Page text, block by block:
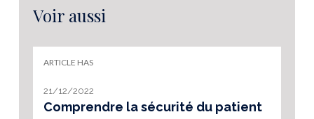
Voir aussi
ARTICLE HAS
21/12/2022
Comprendre la sécurité du patient